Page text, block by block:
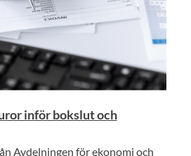
inför bokslut och
Avdelningen för ekonomi och